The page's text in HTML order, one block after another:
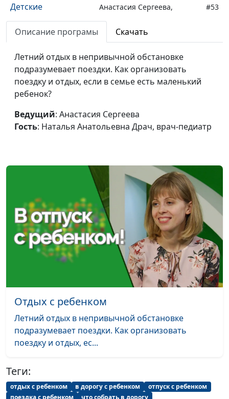
Детские
инфекционные
болезни
Анастасия Сергеева,
Наталья Анатольевна
Драч, врач-педиатр
#53
Как укрепить
иммунитет ребенка
Анастасия Сергеева,
Наталья Анатольевна
Драч, врач-педиатр
Чем кормить
малыша
Наталья Анатольевна
Драч, врач-педиатр
Драч, врач-педиатр
до года
Анастасия Сергеева,
Наталья Анатольевна
Драч, врач-педиатр
#49
Сон ребенка до
года
Анастасия Сергеева,
Наталья Анатольевна
Драч, врач-педиатр
#48
часть)
Анастасия Сергеева,
Драч, врач-педиатр
#47
Первый год жизни
ребенка (первая
часть)
Анастасия Сергеева,
Наталья Анатольевна
Как ребенку быть
здоровым?
Наталья Анатольевна
Драч, врач-педиатр
Описание програмы Скачать
Летний отдых в непривычной обстановке
подразумевает поездки. Как организовать
поездку и отдых, если в семье есть маленький
ребенок?
Ведущий: Анастасия Сергеева
Гость: Наталья Анатольевна Драч, врач-педиатр
Отдых с ребенком
Летний отдых в непривычной обстановке
подразумевает поездки. Как организовать
поездку и отдых, ес...
Теги:
отдых с ребенком в дорогу с ребенком
отпуск с ребенком
поездка с ребенком
что собрать в дорогу